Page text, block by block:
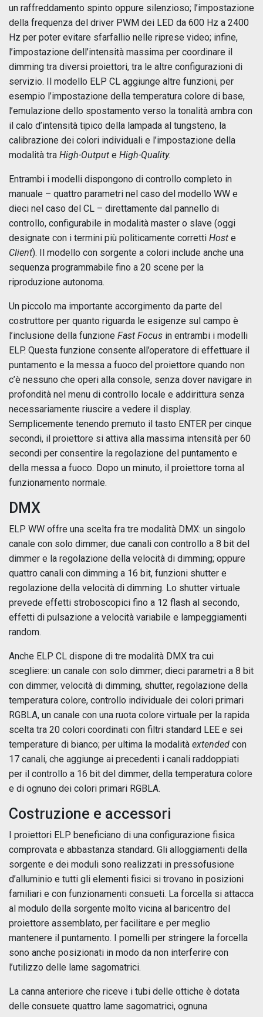
un raffreddamento spinto oppure silenzioso; l’impostazione
della frequenza del driver PWM dei LED da 600 Hz a 2400
Hz per poter evitare sfarfallio nelle riprese video; infine,
l’impostazione dell’intensità massima per coordinare il
dimming tra diversi proiettori, tra le altre configurazioni di
servizio. Il modello ELP CL aggiunge altre funzioni, per
esempio l’impostazione della temperatura colore di base,
l’emulazione dello spostamento verso la tonalità ambra con
il calo d’intensità tipico della lampada al tungsteno, la
calibrazione dei colori individuali e l’impostazione della
modalità tra High-Output e High-Quality.
Entrambi i modelli dispongono di controllo completo in
manuale – quattro parametri nel caso del modello WW e
dieci nel caso del CL – direttamente dal pannello di
controllo, configurabile in modalità master o slave (oggi
designate con i termini più politicamente corretti Host e
Client). Il modello con sorgente a colori include anche una
sequenza programmabile fino a 20 scene per la
riproduzione autonoma.
Un piccolo ma importante accorgimento da parte del
costruttore per quanto riguarda le esigenze sul campo è
l’inclusione della funzione Fast Focus in entrambi i modelli
ELP. Questa funzione consente all’operatore di effettuare il
puntamento e la messa a fuoco del proiettore quando non
c’è nessuno che operi alla console, senza dover navigare in
profondità nel menu di controllo locale e addirittura senza
necessariamente riuscire a vedere il display.
Semplicemente tenendo premuto il tasto ENTER per cinque
secondi, il proiettore si attiva alla massima intensità per 60
secondi per consentire la regolazione del puntamento e
della messa a fuoco. Dopo un minuto, il proiettore torna al
funzionamento normale.
DMX
ELP WW offre una scelta fra tre modalità DMX: un singolo
canale con solo dimmer; due canali con controllo a 8 bit del
dimmer e la regolazione della velocità di dimming; oppure
quattro canali con dimming a 16 bit, funzioni shutter e
regolazione della velocità di dimming. Lo shutter virtuale
prevede effetti stroboscopici fino a 12 flash al secondo,
effetti di pulsazione a velocità variabile e lampeggiamenti
random.
Anche ELP CL dispone di tre modalità DMX tra cui
scegliere: un canale con solo dimmer; dieci parametri a 8 bit
con dimmer, velocità di dimming, shutter, regolazione della
temperatura colore, controllo individuale dei colori primari
RGBLA, un canale con una ruota colore virtuale per la rapida
scelta tra 20 colori coordinati con filtri standard LEE e sei
temperature di bianco; per ultima la modalità extended con
17 canali, che aggiunge ai precedenti i canali raddoppiati
per il controllo a 16 bit del dimmer, della temperatura colore
e di ognuno dei colori primari RGBLA.
Costruzione e accessori
I proiettori ELP beneficiano di una configurazione fisica
comprovata e abbastanza standard. Gli alloggiamenti della
sorgente e dei moduli sono realizzati in pressofusione
d’alluminio e tutti gli elementi fisici si trovano in posizioni
familiari e con funzionamenti consueti. La forcella si attacca
al modulo della sorgente molto vicina al baricentro del
proiettore assemblato, per facilitare e per meglio
mantenere il puntamento. I pomelli per stringere la forcella
sono anche posizionati in modo da non interferire con
l’utilizzo delle lame sagomatrici.
La canna anteriore che riceve i tubi delle ottiche è dotata
delle consuete quattro lame sagomatrici, ognuna